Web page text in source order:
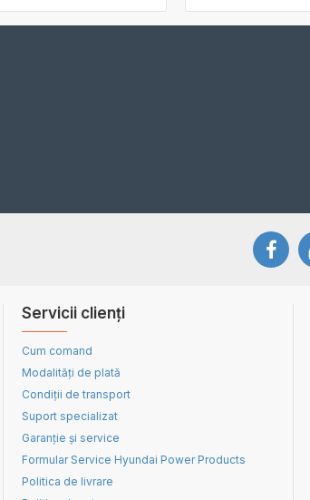
Servicii clienți
Cum comand
Modalități de plată
Condiții de transport
Suport specializat
Garanție și service
Formular Service Hyundai Power Products
Politica de livrare